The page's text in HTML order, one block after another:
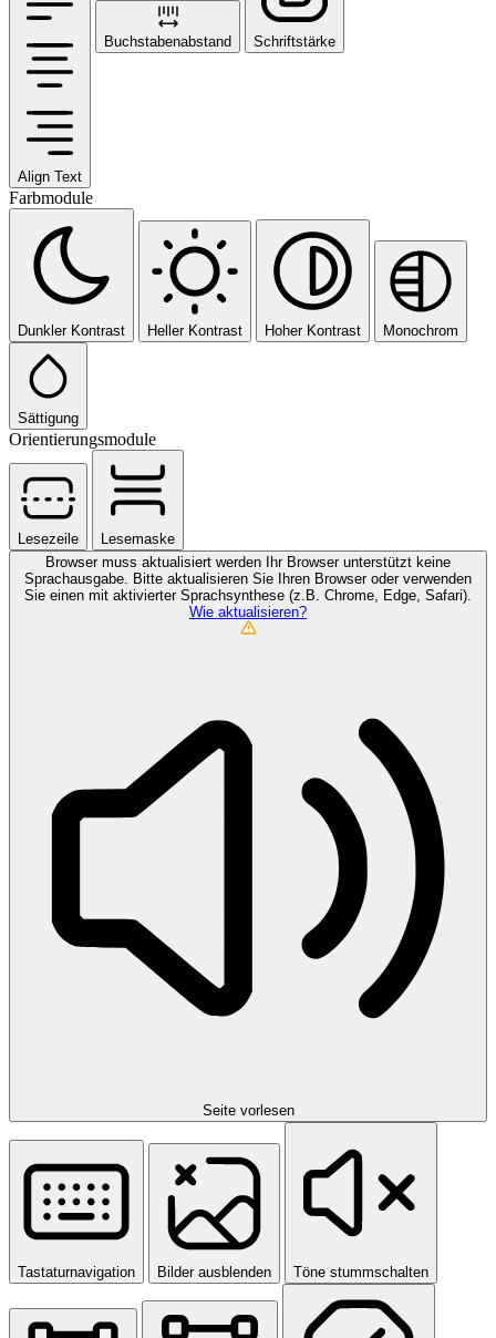
Align Text
Buchstabenabstand Schriftstärke
Farbmodule
Dunkler Kontrast Heller Kontrast Hoher Kontrast Monochrom
Sättigung
Orientierungsmodule
Lesezeile
Lesemaske
Browser muss aktualisiert werden
Ihr Browser unterstützt keine
Sprachausgabe. Bitte aktualisieren Sie Ihren Browser oder verwenden
Sie einen mit aktivierter Sprachsynthese (z.B. Chrome, Edge, Safari).
Wie aktualisieren?
Seite vorlesen
Tastaturnavigation Bilder ausblenden Töne stummschalten